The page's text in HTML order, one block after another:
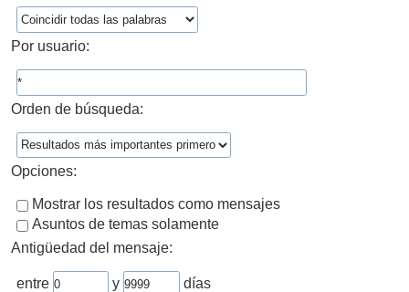
Por usuario:
Orden de búsqueda:
Opciones:
Mostrar los resultados como mensajes
Asuntos de temas solamente
Antigüedad del mensaje:
entre y
días